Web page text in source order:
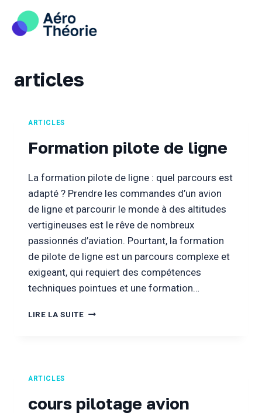
content
articles
ARTICLES
Formation pilote de ligne
La formation pilote de ligne : quel parcours est
adapté ? Prendre les commandes d’un avion
de ligne et parcourir le monde à des altitudes
vertigineuses est le rêve de nombreux
passionnés d’aviation. Pourtant, la formation
de pilote de ligne est un parcours complexe et
exigeant, qui requiert des compétences
techniques pointues et une formation…
LIRE LA SUITEFORMATION
ARTICLES
cours pilotage avion